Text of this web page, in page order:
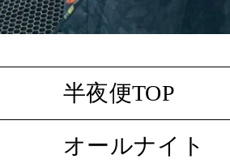
半夜便TOP
オールナイト